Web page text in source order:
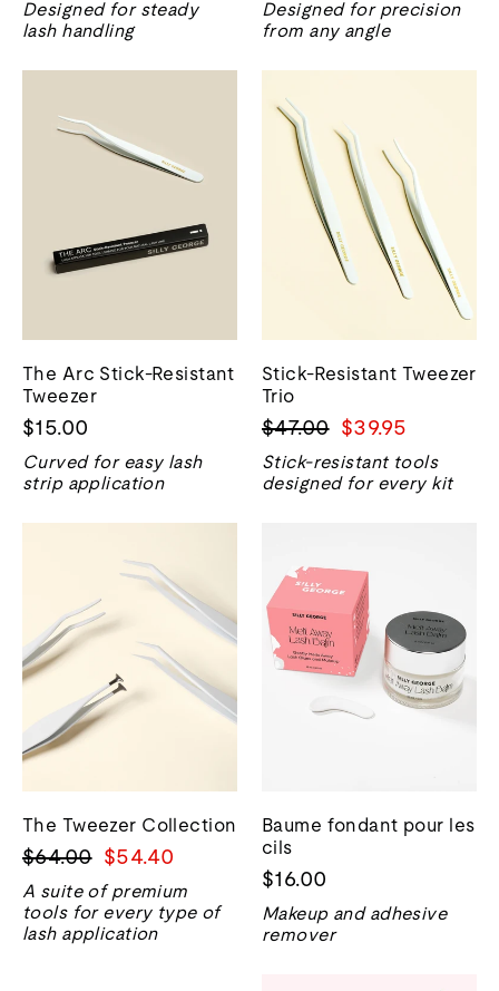
Designed for steady
lash handling
Designed for precision
from any angle
The Arc Stick-Resistant
Tweezer
$15.00
Curved for easy lash
strip application
Stick-Resistant Tweezer
Trio
Prix
normal
$47.00 Prix
de
vente
$39.95
Stick-resistant tools
designed for every kit
The Tweezer Collection
Prix
normal
$64.00 Prix
de
vente
$54.40
A suite of premium
tools for every type of
lash application
Baume fondant pour les
cils
$16.00
Makeup and adhesive
remover